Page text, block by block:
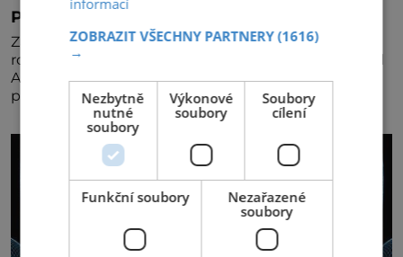
Pravá irská káva
Za jejího tvůrce je považován Joe Sharidan, když v
roce 1943 u letiště irského města Foynes obsluhoval
Američany, kteří kvůli špatnému počasí nemohli
pokračovat v cestě. Povzbudil je tehdy kávou,
ZOBRAZIT VŠECHNY PARTNERY(1616)
→
Nezbytně
nutné
soubory
Výkonové
soubory
Soubory
cílení
Funkční soubory
Nezařazené
soubory